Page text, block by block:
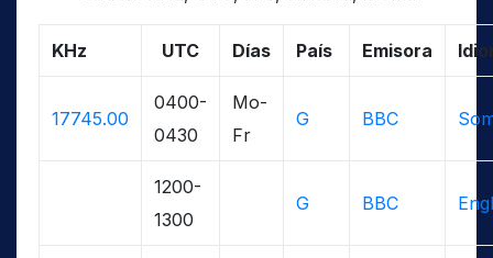
KHz UTC Días País Emisora
17745.00
0400-
0430
Mo-
Fr
G BBC
1200-
1300
G BBC